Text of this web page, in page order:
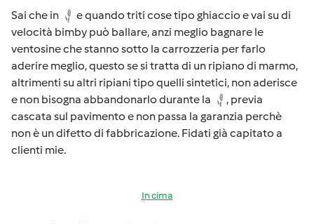
Sai che in
e quando triti cose tipo ghiaccio e vai su di
velocità bimby può ballare, anzi meglio bagnare le
ventosine che stanno sotto la carrozzeria per farlo
aderire meglio, questo se si tratta di un ripiano di marmo,
altrimenti su altri ripiani tipo quelli sintetici, non aderisce
e non bisogna abbandonarlo durante la
, previa
cascata sul pavimento e non passa la garanzia perchè
non è un difetto di fabbricazione. Fidati già capitato a
clienti mie.
In cima